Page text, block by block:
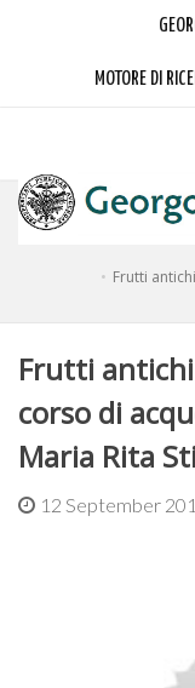
MOTORE DI
a cura dell'Accademia
Frutti
Frutti
corso di
Maria Rita
12 September